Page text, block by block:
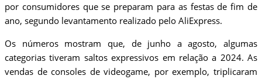
por consumidores que se preparam para as festas de fim de
ano, segundo levantamento realizado pelo AliExpress.
Os números mostram que, de junho a agosto, algumas
categorias tiveram saltos expressivos em relação a 2024. As
vendas de consoles de videogame, por exemplo, triplicaram